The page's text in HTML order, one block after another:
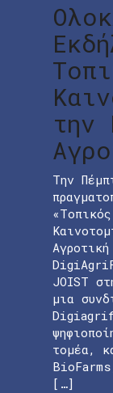
την
Την
JOIST
μια
τομέα,
[…]